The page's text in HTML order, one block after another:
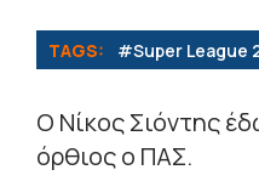
TAGS: #Super League
Ο Νίκος Σιόντης
όρθιος ο ΠΑΣ.